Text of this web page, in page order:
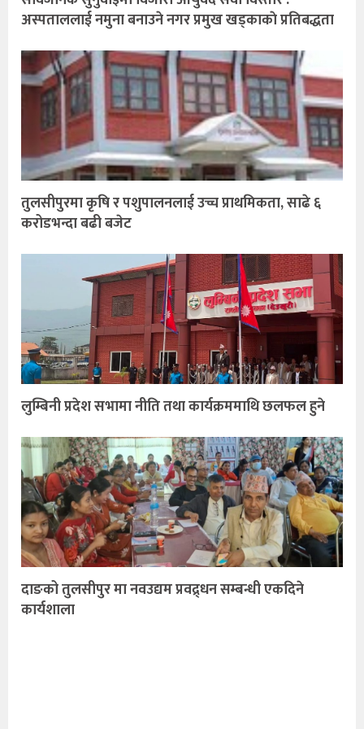
अस्पताललाई नमुना बनाउने नगर प्रमुख खड्काकाे प्रतिबद्धता
तुलसीपुरमा कृषि र पशुपालनलाई उच्च प्राथमिकता, साढे ६
करोडभन्दा बढी बजेट
लुम्बिनी प्रदेश सभामा नीति तथा कार्यक्रममाथि छलफल हुने
दाङको तुलसीपुर मा नवउद्यम प्रवद्र्धन सम्बन्धी एकदिने
कार्यशाला